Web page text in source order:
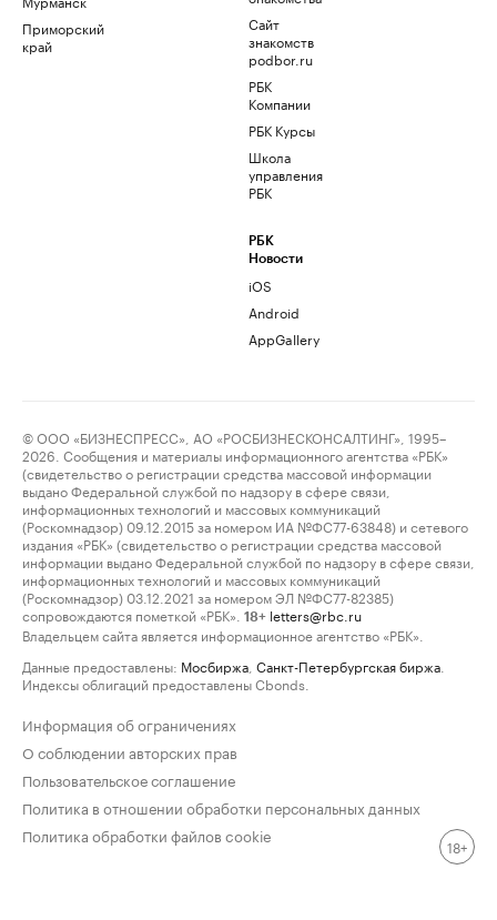
Приморский
край
Сайт
знакомств
podbor.ru
РБК
Компании
РБК Курсы
Школа
управления
РБК
РБК
Новости
iOS
Android
AppGallery
© ООО «БИЗНЕСПРЕСС», АО «РОСБИЗНЕСКОНСАЛТИНГ», 1995–
2026. Сообщения и материалы информационного агентства «РБК»
(свидетельство о регистрации средства массовой информации
выдано Федеральной службой по надзору в сфере связи,
информационных технологий и массовых коммуникаций
(Роскомнадзор) 09.12.2015 за номером ИА №ФС77-63848) и сетевого
издания «РБК» (свидетельство о регистрации средства массовой
информации выдано Федеральной службой по надзору в сфере связи,
информационных технологий и массовых коммуникаций
(Роскомнадзор) 03.12.2021 за номером ЭЛ №ФС77-82385)
сопровождаются пометкой «РБК».
18+ letters@rbc.ru
Владельцем сайта является информационное агентство «РБК».
Данные предоставлены: Мосбиржа Санкт-Петербургская биржа
Индексы облигаций предоставлены Cbonds.
Информация об ограничениях
О соблюдении авторских прав
Пользовательское соглашение
Политика в отношении обработки персональных данных
Политика обработки файлов cookie
18+